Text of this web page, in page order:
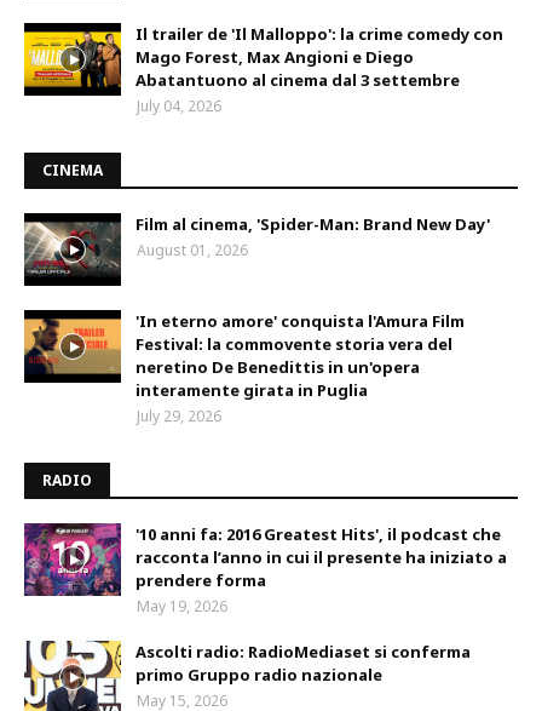
Il trailer de 'Il Malloppo': la crime comedy con
Mago Forest, Max Angioni e Diego
Abatantuono al cinema dal 3 settembre
July 04, 2026
CINEMA
Film al cinema, 'Spider-Man: Brand New Day'
August 01, 2026
'In eterno amore' conquista l'Amura Film
Festival: la commovente storia vera del
neretino De Benedittis in un'opera
interamente girata in Puglia
July 29, 2026
RADIO
'10 anni fa: 2016 Greatest Hits', il podcast che
racconta l’anno in cui il presente ha iniziato a
prendere forma
May 19, 2026
Ascolti radio: RadioMediaset si conferma
primo Gruppo radio nazionale
May 15, 2026